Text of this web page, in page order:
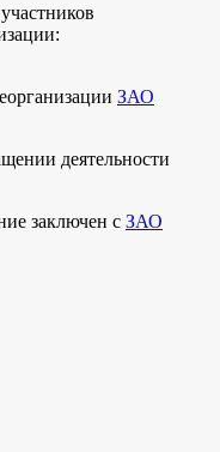
ЗАО
деятельности
заключен с ЗАО